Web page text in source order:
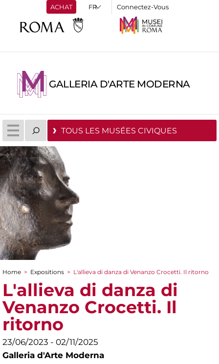
ACHAT Connectez-Vous
GALLERIA D'ARTE MODERNA
TOUS LES MUSÉES CIVIQUES
You are here
Home > Expositions > L'allieva di danza di Venanzo Crocetti. Il ritorno
L'allieva di danza di
Venanzo Crocetti. Il
ritorno
23/06/2023 - 02/11/2025
Galleria d'Arte Moderna